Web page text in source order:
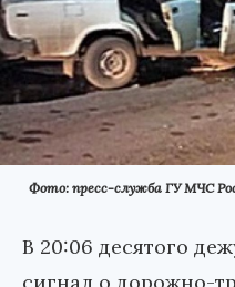
Фото: пресс-служба ГУ МЧС
В 20:06 десятого
сигнал о дорожно-